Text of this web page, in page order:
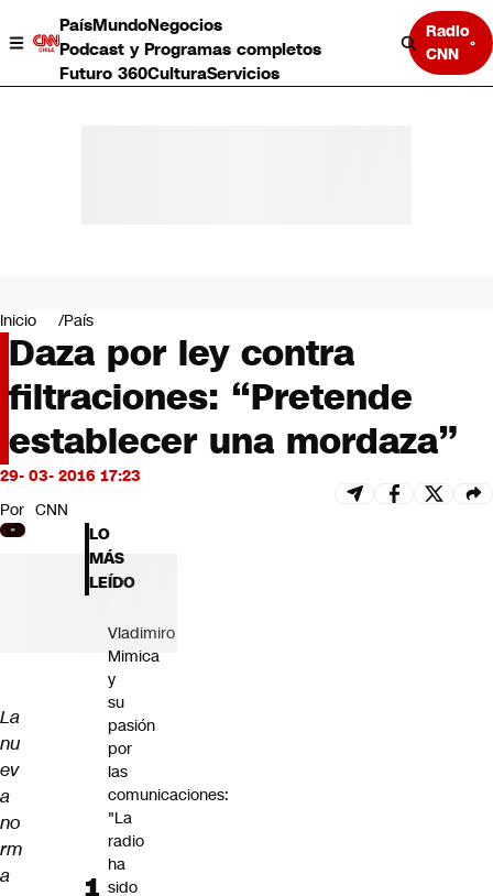
PaísMundoNegocios
Podcast y Programas completos
Futuro 360CulturaServicios
Radio
CNN
Negocios
Deportes
Programas completos
Cultura
Servicios
Bits
CNN tiempo
Futuro 360
Opinión
Inicio País
Daza por ley contra
filtraciones: “Pretende
establecer una mordaza”
29- 03- 2016 17:23
Por CNN
La
nu
ev
a
no
rm
a
LO
MÁS
LEÍDO
Vladimiro
Mimica
y
su
pasión
por
las
comunicaciones:
"La
radio
ha
sido